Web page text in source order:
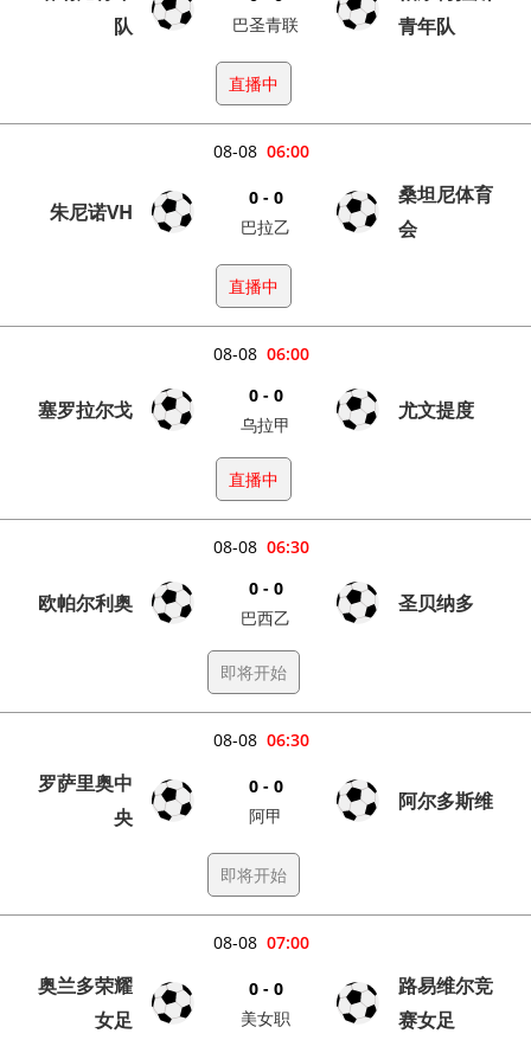
队
巴圣青联
青年队
直播中
06:00
08-08
朱尼诺VH
0 - 0
巴拉乙
桑坦尼体育
会
直播中
06:00
08-08
塞罗拉尔戈
0 - 0
乌拉甲
尤文提度
直播中
06:30
08-08
欧帕尔利奥
0 - 0
巴西乙
圣贝纳多
即将开始
06:30
08-08
罗萨里奥中
央
0 - 0
阿甲
阿尔多斯维
即将开始
07:00
08-08
奥兰多荣耀
女足
0 - 0
美女职
路易维尔竞
赛女足